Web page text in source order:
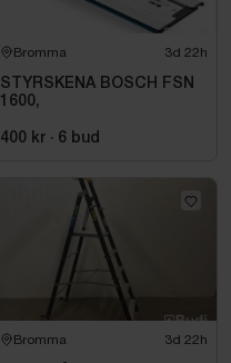
Bromma 3d 22h
STYRSKENA BOSCH FSN
1600,
400 kr · 6 bud
Bromma 3d 22h